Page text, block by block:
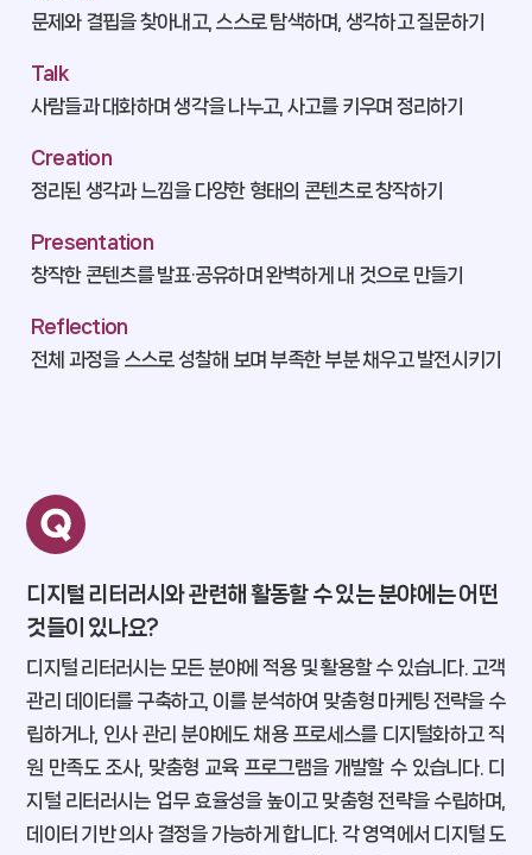
문제와 결핍을 찾아내고, 스스로 탐색하며, 생각하고 질문하기
Talk
사람들과 대화하며 생각을 나누고, 사고를 키우며 정리하기
Creation
정리된 생각과 느낌을 다양한 형태의 콘텐츠로 창작하기
Presentation
창작한 콘텐츠를 발표·공유하며 완벽하게 내 것으로 만들기
Reflection
전체 과정을 스스로 성찰해 보며 부족한 부분 채우고 발전시키기
‌디지털 리터러시와 관련해 활동할 수 있는 분야에는 어떤
것들이 있나요?
디지털 리터러시는 모든 분야에 적용 및 활용할 수 있습니다. 고객
관리 데이터를 구축하고, 이를 분석하여 맞춤형 마케팅 전략을 수
립하거나, 인사 관리 분야에도 채용 프로세스를 디지털화하고 직
원 만족도 조사, 맞춤형 교육 프로그램을 개발할 수 있습니다. 디
지털 리터러시는 업무 효율성을 높이고 맞춤형 전략을 수립하며,
데이터 기반 의사 결정을 가능하게 합니다. 각 영역에서 디지털 도